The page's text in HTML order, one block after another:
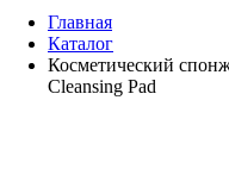
Главная
Каталог
Косметический
Cleansing Pad